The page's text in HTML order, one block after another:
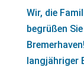
Wir, die
begrüßen
langjähriger